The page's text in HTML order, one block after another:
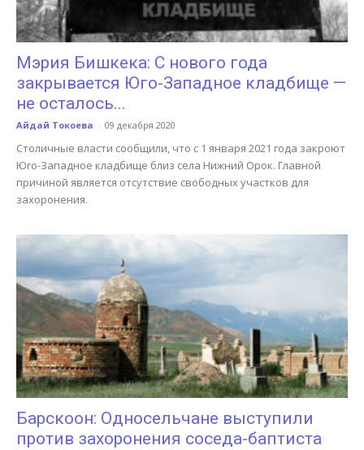
Мэрия Бишкека: С нового года
закрывается Юго-Западное кладбище —
не осталось...
Айдай Токоева - 09 декабря 2020
Столичные власти сообщили, что с 1 января 2021 года закроют
Юго-Западное кладбище близ села Нижний Орок. Главной
причиной является отсутствие свободных участков для
захоронения.
Барскоон: Односельчане выступили
против захоронения соседа-баптиста